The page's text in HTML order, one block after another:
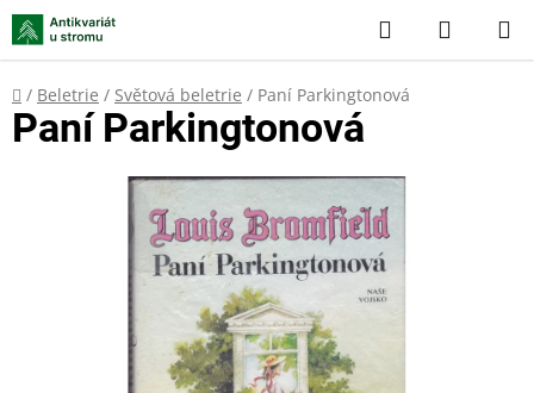
Přejít
na
obsah
Hledat
KOŠÍK
Domů
/ Beletrie / Světová beletrie / Paní Parkingtonová
Paní Parkingtonová